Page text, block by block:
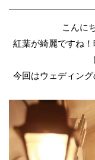
こんに
紅葉が綺麗ですね
今回はウェディン